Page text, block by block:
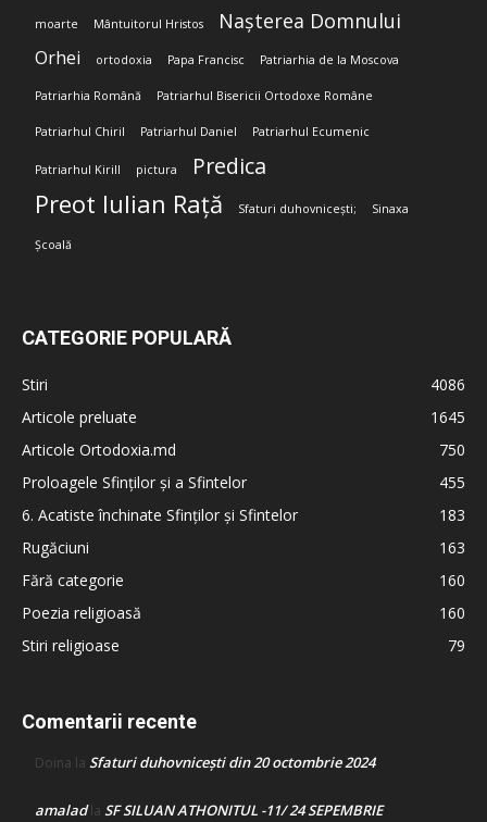
moarte Mântuitorul Hristos Nașterea Domnului
Orhei ortodoxia Papa Francisc Patriarhia de la Moscova
Patriarhia Română Patriarhul Bisericii Ortodoxe Române
Patriarhul Chiril Patriarhul Daniel Patriarhul Ecumenic
Patriarhul Kirill pictura Predica
Preot Iulian Rață Sfaturi duhovnicești; Sinaxa
Școală
CATEGORIE POPULARĂ
Stiri
4086
Articole preluate
1645
Articole Ortodoxia.md
750
Proloagele Sfinților și a Sfintelor
455
6. Acatiste închinate Sfinților și Sfintelor
183
Rugăciuni
163
Fără categorie
160
Poezia religioasă
160
Stiri religioase
79
Comentarii recente
Doina la Sfaturi duhovnicești din 20 octombrie 2024
amaladla SF SILUAN ATHONITUL -11/ 24 SEPEMBRIE